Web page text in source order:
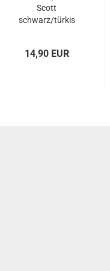
Scott
schwarz/türkis
14,90 EUR